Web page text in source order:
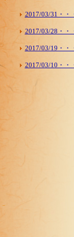
2017/03/31・・
2017/03/28・・
2017/03/19・・
2017/03/10・・